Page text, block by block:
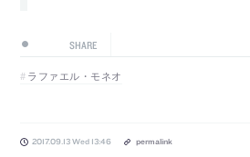
SHARE
ラファエル・モネオ
2017.09.13 Wed 13:46 permalink